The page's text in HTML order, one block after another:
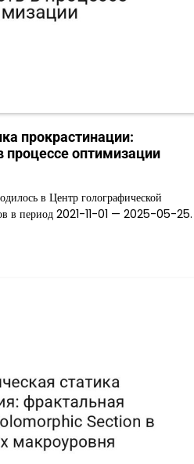
прокрастинации:
процессе оптимизации
в Центр голографической
в период 2021-11-01 — 2025-05-25.